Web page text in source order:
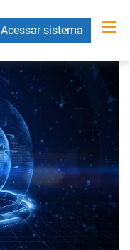
Acessar sistema